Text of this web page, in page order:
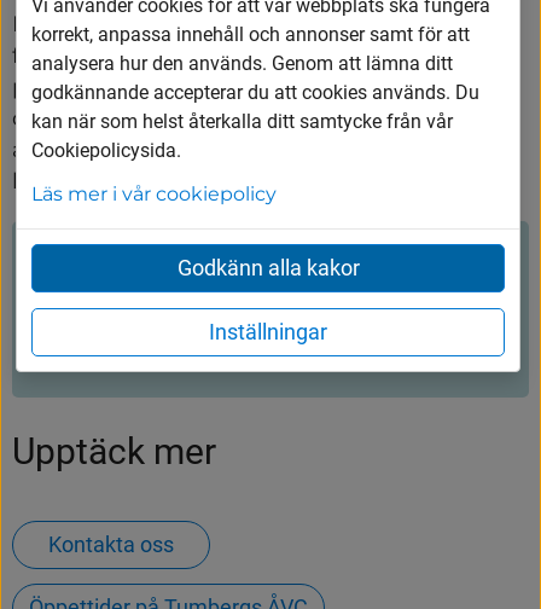
Har du en bostadsrätt har du ett eget ansvar
för att åtgärda problemen. Kommer inte
problemen från din egen bostad bör du vända
dig till föreningens styrelse. Föreningen kan
anlita en konsult eller byggfirma som kan
hjälpa till med att rätta till problemen.
Hjälpte innehållet dig?
Nej
Upptäck mer
Kontakta oss
Vi använder cookies för att vår webbplats ska fungera
korrekt, anpassa innehåll och annonser samt för att
analysera hur den används. Genom att lämna ditt
godkännande accepterar du att cookies används. Du
kan när som helst återkalla ditt samtycke från vår
Cookiepolicysida.
Läs mer i vår cookiepolicy
Godkänn alla kakor
Inställningar